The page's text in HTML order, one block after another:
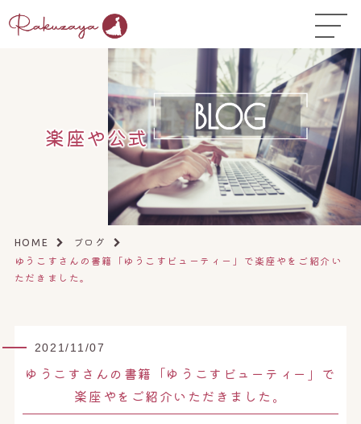
TOP
はじめての方へ
お悩み温活ガイド ▼
店舗一覧▼
オンラインストア▼
開業サポート▼
楽座や公式
HOME
ブログ
ゆうこすさんの書籍「ゆうこすビューティー」で楽座やをご紹介い
ただきました。
2021/11/07
ゆうこすさんの書籍「ゆうこすビューティー」で
楽座やをご紹介いただきました。